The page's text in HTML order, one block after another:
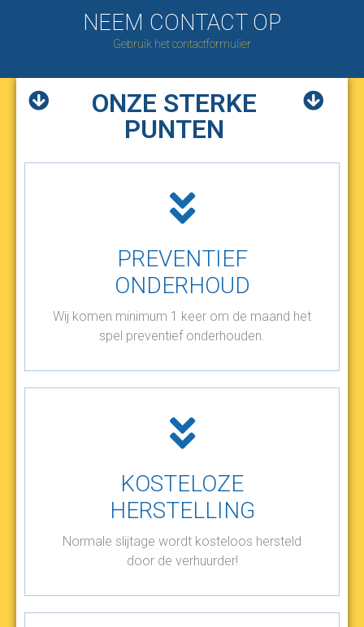
NEEM CONTACT OP
Gebruik het contactformulier
ONZE STERKE
PUNTEN
PREVENTIEF
ONDERHOUD
Wij komen minimum 1 keer om de maand het
spel preventief onderhouden.
KOSTELOZE
HERSTELLING
Normale slijtage wordt kosteloos hersteld
door de verhuurder!